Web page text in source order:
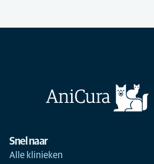
Snel naar
Alle klinieken